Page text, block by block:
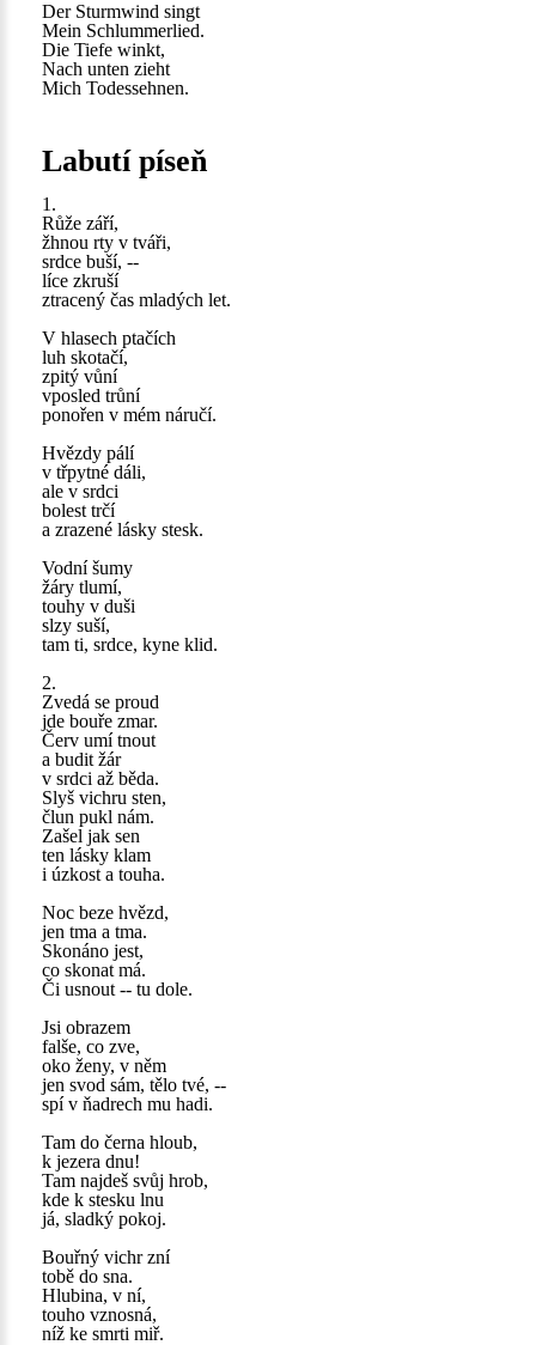
Der Sturmwind singt
Mein Schlummerlied.
Die Tiefe winkt,
Nach unten zieht
Mich Todessehnen.
Labutí píseň
1.
Růže září,
žhnou rty v tváři,
srdce buší, --
líce zkruší
ztracený čas mladých let.
V hlasech ptačích
luh skotačí,
zpitý vůní
vposled trůní
ponořen v mém náručí.
Hvězdy pálí
v třpytné dáli,
ale v srdci
bolest trčí
a zrazené lásky stesk.
Vodní šumy
žáry tlumí,
touhy v duši
slzy suší,
tam ti, srdce, kyne klid.
2.
Zvedá se proud
jde bouře zmar.
Červ umí tnout
a budit žár
v srdci až běda.
Slyš vichru sten,
člun pukl nám.
Zašel jak sen
ten lásky klam
i úzkost a touha.
Noc beze hvězd,
jen tma a tma.
Skonáno jest,
co skonat má.
Či usnout -- tu dole.
Jsi obrazem
falše, co zve,
oko ženy, v něm
jen svod sám, tělo tvé, --
spí v ňadrech mu hadi.
Tam do černa hloub,
k jezera dnu!
Tam najdeš svůj hrob,
kde k stesku lnu
já, sladký pokoj.
Bouřný vichr zní
tobě do sna.
Hlubina, v ní,
touho vznosná,
níž ke smrti miř.